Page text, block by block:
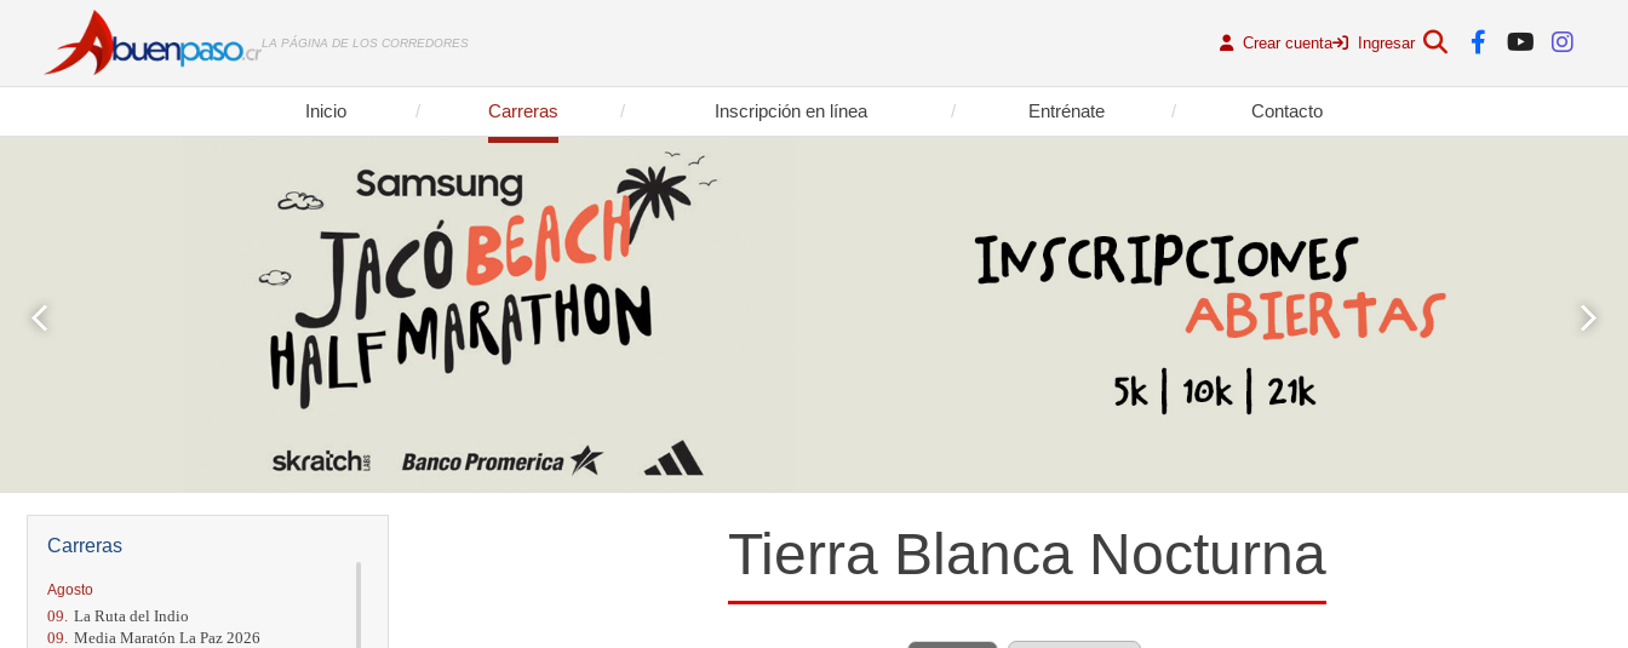
LA PÁGINA DE LOS CORREDORES Crear cuenta Ingresar
Inicio Carreras Inscripción en línea Entrénate Contacto
Carreras
Agosto
09. La Ruta del Indio
09. Media Maratón La Paz 2026
Tierra Blanca Nocturna